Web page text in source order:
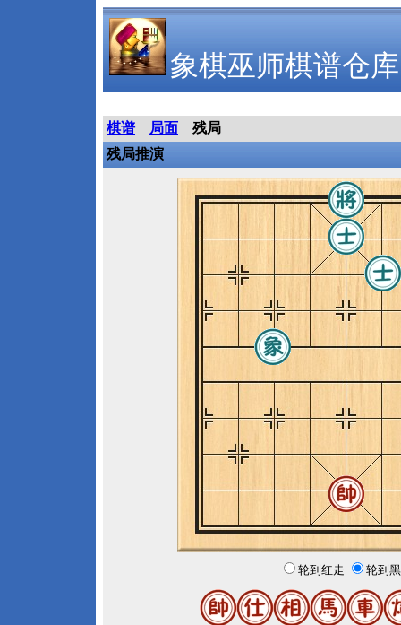
象棋巫师棋谱仓库
棋谱 局面
残局
残局推演
轮到红走 轮到